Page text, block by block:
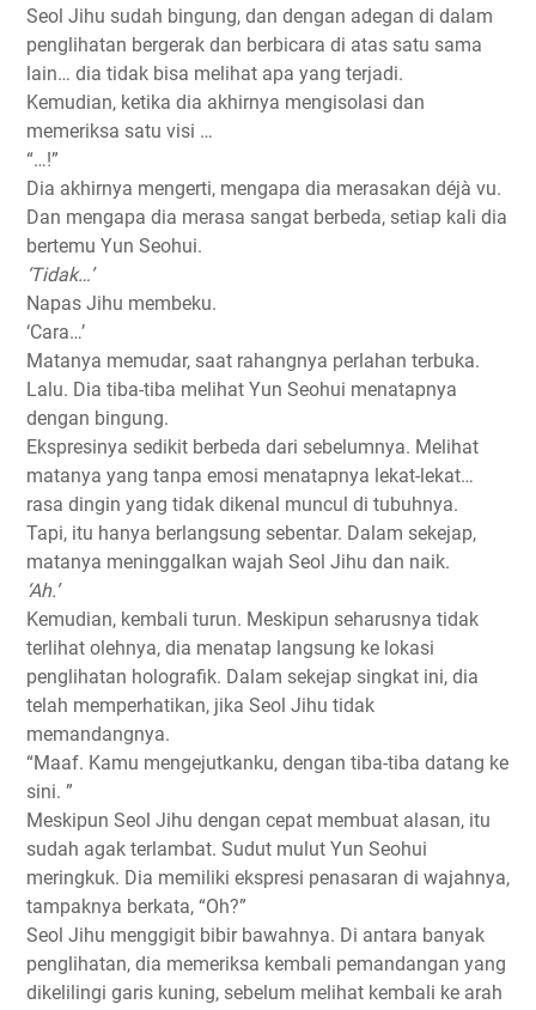
Seol Jihu sudah bingung, dan dengan adegan di dalam
penglihatan bergerak dan berbicara di atas satu sama
lain… dia tidak bisa melihat apa yang terjadi.
Kemudian, ketika dia akhirnya mengisolasi dan
memeriksa satu visi …
“…!”
Dia akhirnya mengerti, mengapa dia merasakan déjà vu.
Dan mengapa dia merasa sangat berbeda, setiap kali dia
bertemu Yun Seohui.
‘Tidak…’
Napas Jihu membeku.
‘Cara…’
Matanya memudar, saat rahangnya perlahan terbuka.
Lalu. Dia tiba-tiba melihat Yun Seohui menatapnya
dengan bingung.
Ekspresinya sedikit berbeda dari sebelumnya. Melihat
matanya yang tanpa emosi menatapnya lekat-lekat…
rasa dingin yang tidak dikenal muncul di tubuhnya.
Tapi, itu hanya berlangsung sebentar. Dalam sekejap,
matanya meninggalkan wajah Seol Jihu dan naik.
‘Ah.’
Kemudian, kembali turun. Meskipun seharusnya tidak
terlihat olehnya, dia menatap langsung ke lokasi
penglihatan holografik. Dalam sekejap singkat ini, dia
telah memperhatikan, jika Seol Jihu tidak
memandangnya.
“Maaf. Kamu mengejutkanku, dengan tiba-tiba datang ke
sini. ”
Meskipun Seol Jihu dengan cepat membuat alasan, itu
sudah agak terlambat. Sudut mulut Yun Seohui
meringkuk. Dia memiliki ekspresi penasaran di wajahnya,
tampaknya berkata, “Oh?”
Seol Jihu menggigit bibir bawahnya. Di antara banyak
penglihatan, dia memeriksa kembali pemandangan yang
dikelilingi garis kuning, sebelum melihat kembali ke arah